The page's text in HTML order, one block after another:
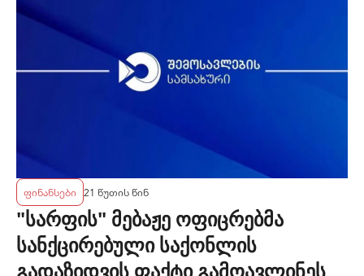
ფინანსები 21 წუთის წინ
"სარფის" მებაჟე ოფიცრებმა
სანქცირებული საქონლის
გადაზიდვის ფაქტი გამოავლინეს